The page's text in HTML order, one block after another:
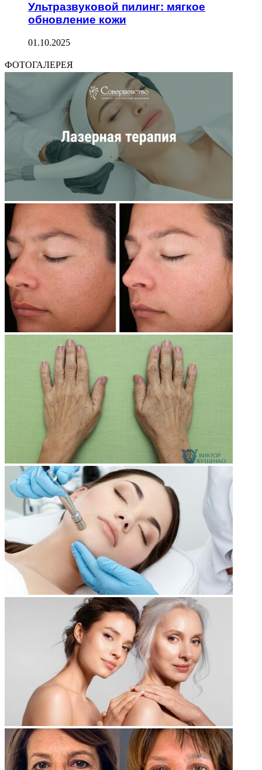
Ультразвуковой пилинг: мягкое
обновление кожи
01.10.2025
ФОТОГАЛЕРЕЯ